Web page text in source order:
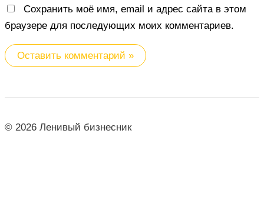
Сохранить моё имя, email и адрес сайта в этом
браузере для последующих моих комментариев.
© 2026 Ленивый бизнесник